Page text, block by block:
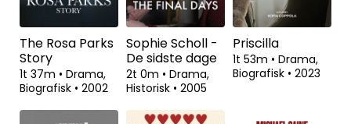
The Rosa Parks
Story
1t 37m • Drama,
Biografisk • 2002
Sophie Scholl -
De sidste dage
2t 0m • Drama,
Historisk • 2005
Priscilla
1t 53m • Drama,
Biografisk • 2023